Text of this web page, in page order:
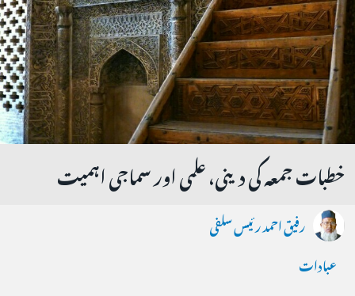
خطبات جمعہ کی دینی، علمی اور سماجی اہمیت
رفیق احمد رئیس سلفی
عبادات